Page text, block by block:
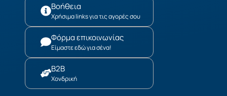
Βοήθεια
Χρήσιμα links για τις αγορές σου
Φόρμα επικοινωνίας
Είμαστε εδώ για σένα!
B2B
Χονδρική